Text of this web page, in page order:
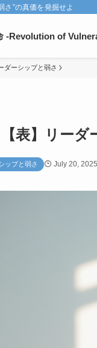
さ”の真価を発掘せよ
-Revolution of
ダーシップと弱さ
【表】リー
ップと弱さ July 20, 2025